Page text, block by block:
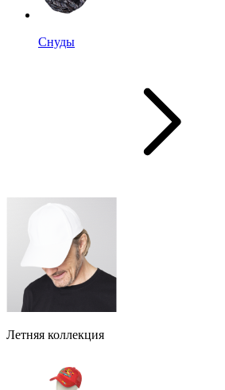
Снуды
Летняя коллекция